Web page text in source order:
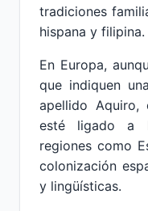
tradiciones
hispana y filipina.
En Europa,
que indiquen
apellido Aquiro,
esté ligado a
regiones como
colonización
y lingüísticas.